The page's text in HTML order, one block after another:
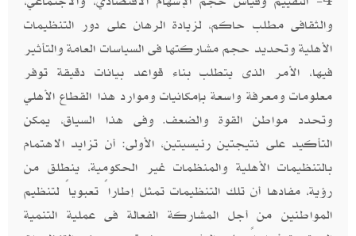
والثقافى مطلب حاكم، لزيادة الرهان على دور التنظيمات
الأهلية وتحديد حجم مشاركتها فى السياسات العامة والتأثير
فيها، الأمر الذى يتطلب بناء قواعد بيانات دقيقة توفر
معلومات ومعرفة واسعة بإمكانيات وموارد هذا القطاع الأهلي
وتحدد مواطن القوة والضعف. وفى هذا السياق، يمكن
التأكيد على نتيجتين رئيسيتين، الأولى: أن تزايد الاهتمام
بالتنظيمات الأهلية والمنظمات غير الحكومية، ينطلق من
رؤية، مفادها أن تلك التنظيمات تمثل إطاراً تعبوياً لتنظيم
المواطنين من أجل المشاركة الفعالة فى عملية التنمية